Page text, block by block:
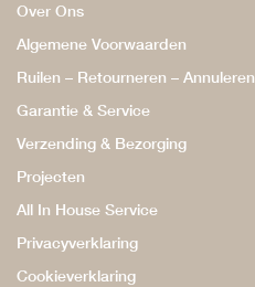
Over Ons
Algemene Voorwaarden
Ruilen – Retourneren – Annuleren
Garantie & Service
Verzending & Bezorging
Projecten
All In House Service
Privacyverklaring
Cookieverklaring